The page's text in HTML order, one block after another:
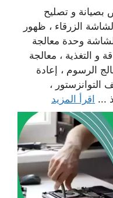
بصيانة و تصليح
الزرقاء ، ظهور
وحدة معالجة
و التغذية ، معالجة
الرسوم ، إعادة
التوانزستور ،
... اقرأ المزيد